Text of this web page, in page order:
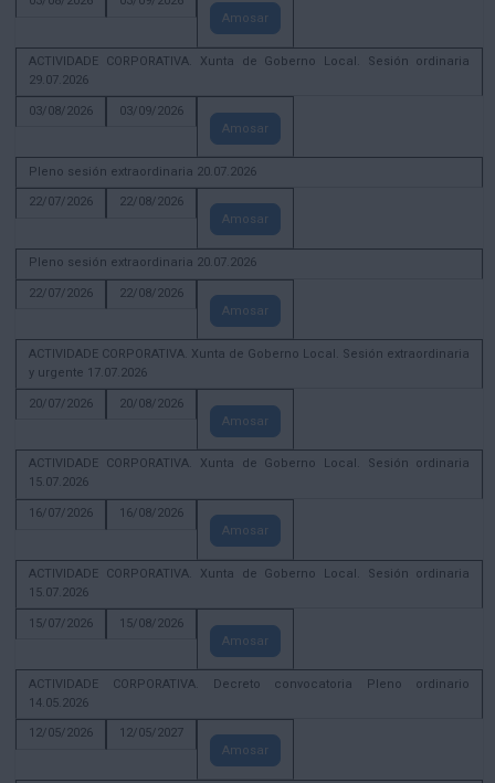
Amosar
ACTIVIDADE CORPORATIVA. Xunta de Goberno Local. Sesión ordinaria
29.07.2026
03/08/2026
03/09/2026
Amosar
Pleno sesión extraordinaria 20.07.2026
22/07/2026
22/08/2026
Amosar
Pleno sesión extraordinaria 20.07.2026
22/07/2026
22/08/2026
Amosar
ACTIVIDADE CORPORATIVA. Xunta de Goberno Local. Sesión extraordinaria
y urgente 17.07.2026
20/07/2026
20/08/2026
Amosar
ACTIVIDADE CORPORATIVA. Xunta de Goberno Local. Sesión ordinaria
15.07.2026
16/07/2026
16/08/2026
Amosar
ACTIVIDADE CORPORATIVA. Xunta de Goberno Local. Sesión ordinaria
15.07.2026
15/07/2026
15/08/2026
Amosar
ACTIVIDADE CORPORATIVA. Decreto convocatoria Pleno ordinario
14.05.2026
12/05/2026
12/05/2027
Amosar